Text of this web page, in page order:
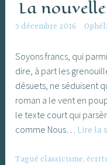
La
5 décembre 2016
Soyons francs, qui
dire, à part les
désuets, ne séduisent
roman a le vent en
le texte court qui
comme Nous… Lire la
Tagué classicisme,